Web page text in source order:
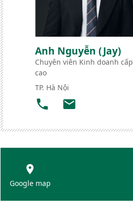
Anh Nguyễn (Jay)
Chuyên viên Kinh doanh cấp
cao
TP. Hà Nội
Google map